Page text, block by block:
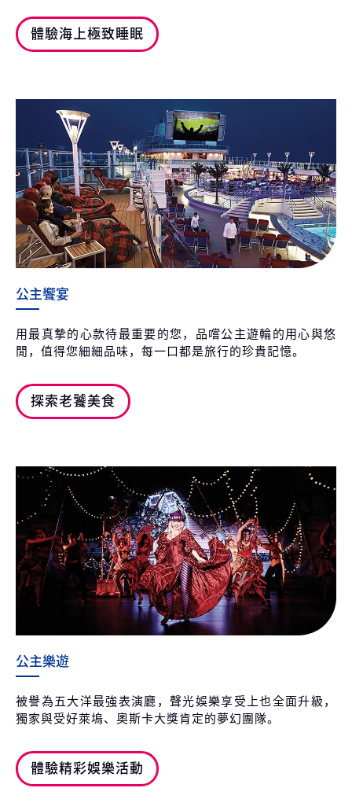
體驗海上極致睡眠
公主饗宴
用最真摯的心款待最重要的您，品嚐公主遊輪的用心與悠
閒，值得您細細品味，每一口都是旅行的珍貴記憶。
探索老饕美食
公主樂遊
被譽為五大洋最強表演廳，聲光娛樂享受上也全面升級，
獨家與受好萊塢、奧斯卡大獎肯定的夢幻團隊。
體驗精彩娛樂活動